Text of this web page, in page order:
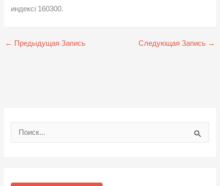
индексі 160300.
← Предыдущая Запись Следующая Запись →